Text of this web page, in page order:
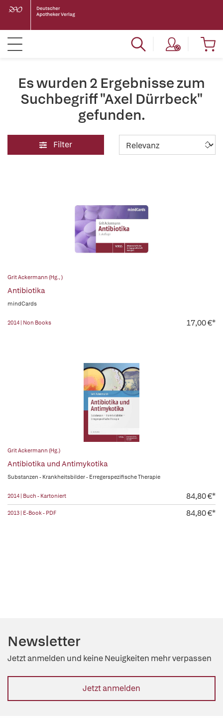
Es wurden 2 Ergebnisse zum
Suchbegriff "Axel Dürrbeck"
gefunden.
Filter
Grit Ackermann (Hg., )
Antibiotika
mindCards
2014 | Non Books 17,00 €*
Grit Ackermann (Hg.)
Antibiotika und Antimykotika
Substanzen - Krankheitsbilder - Erregerspezifische Therapie
2014 | Buch - Kartoniert 84,80 €*
2013 | E-Book - PDF 84,80 €*
Newsletter
Jetzt anmelden und keine Neuigkeiten mehr verpassen
Jetzt anmelden